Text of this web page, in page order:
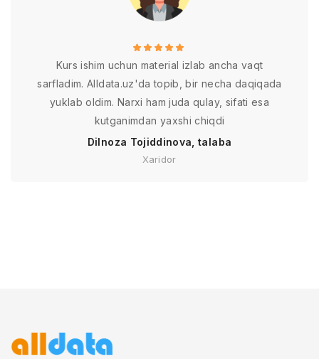
Kurs ishim uchun material izlab ancha vaqt
sarfladim. Alldata.uz'da topib, bir necha daqiqada
yuklab oldim. Narxi ham juda qulay, sifati esa
kutganimdan yaxshi chiqdi
Dilnoza Tojiddinova, talaba
Xaridor